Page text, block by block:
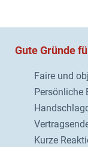
Gute Gründe
Faire und
Persönliche
Kurze